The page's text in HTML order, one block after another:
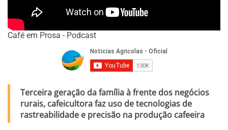
Café em Prosa - Podcast
Terceira geração da família à frente dos negócios
rurais, cafeicultora faz uso de tecnologias de
rastreabilidade e precisão na produção cafeeira